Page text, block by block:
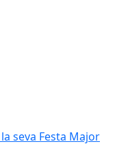
seva Festa Major
seva Festa Major